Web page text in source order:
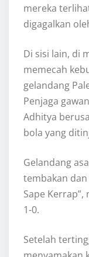
mereka
digagalkan
Di sisi lain, di
memecah
gelandang
Penjaga
Adhitya
bola yang
Gelandang
tembakan
Sape
1-0.
Setelah